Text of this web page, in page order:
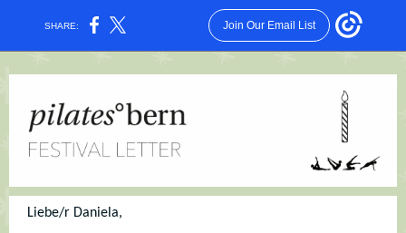
SHARE: Join Our Email List
Liebe/r Daniela,